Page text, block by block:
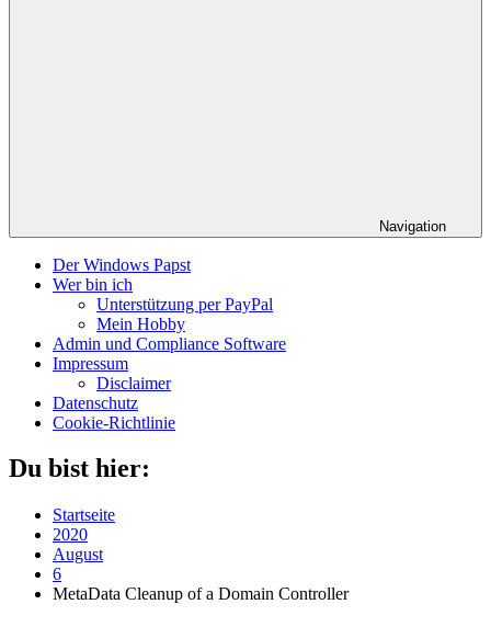
Navigation
Der Windows Papst
Wer bin ich
Unterstützung per PayPal
Mein Hobby
Admin und Compliance Software
Impressum
Disclaimer
Datenschutz
Cookie-Richtlinie
Du bist hier:
Startseite
2020
August
6
MetaData Cleanup of a Domain Controller